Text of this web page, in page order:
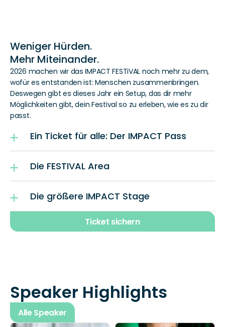
Weniger Hürden.
Mehr Miteinander.
2026 machen wir das IMPACT FESTiVAL noch mehr zu dem,
wofür es entstanden ist: Menschen zusammenbringen.
Deswegen gibt es dieses Jahr ein Setup, das dir mehr
Möglichkeiten gibt, dein Festival so zu erleben, wie es zu dir
passt.
Ein Ticket für alle: Der IMPACT Pass
Die FESTIVAL Area
Die größere IMPACT Stage
Ticket sichern
Speaker Highlights
Alle Speaker